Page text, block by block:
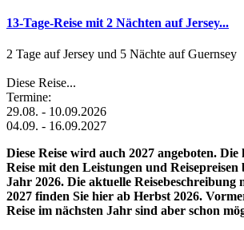
13-Tage-Reise mit 2 Nächten auf Jersey...
2 Tage auf Jersey und 5 Nächte auf Guernsey
Diese Reise...
Termine:
29.08. - 10.09.2026
04.09. - 16.09.2027
Diese Reise wird auch 2027 angeboten. Die
Reise mit den Leistungen und Reisepreisen
Jahr 2026. Die aktuelle Reisebeschreibung
2027 finden Sie hier ab Herbst 2026.
Reise im nächsten Jahr sind aber schon